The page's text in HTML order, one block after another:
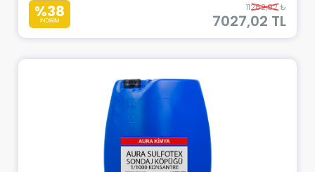
%38
İNDİRİM
11262,92 ₺
7027,02 TL